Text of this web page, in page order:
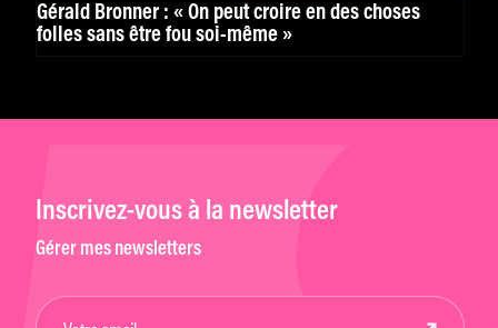
Gérald Bronner : « On peut croire en des choses
folles sans être fou soi-même »
Inscrivez-vous à la newsletter
Gérer mes newsletters